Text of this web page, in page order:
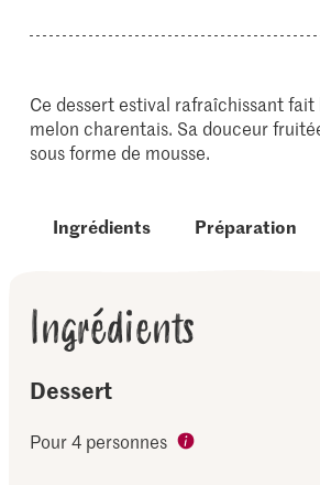
Ce dessert estival rafraîchissant
melon charentais. Sa douceur
sous forme de mousse.
Ingrédients Préparation
Ingrédients
Dessert
Pour 4 personnes